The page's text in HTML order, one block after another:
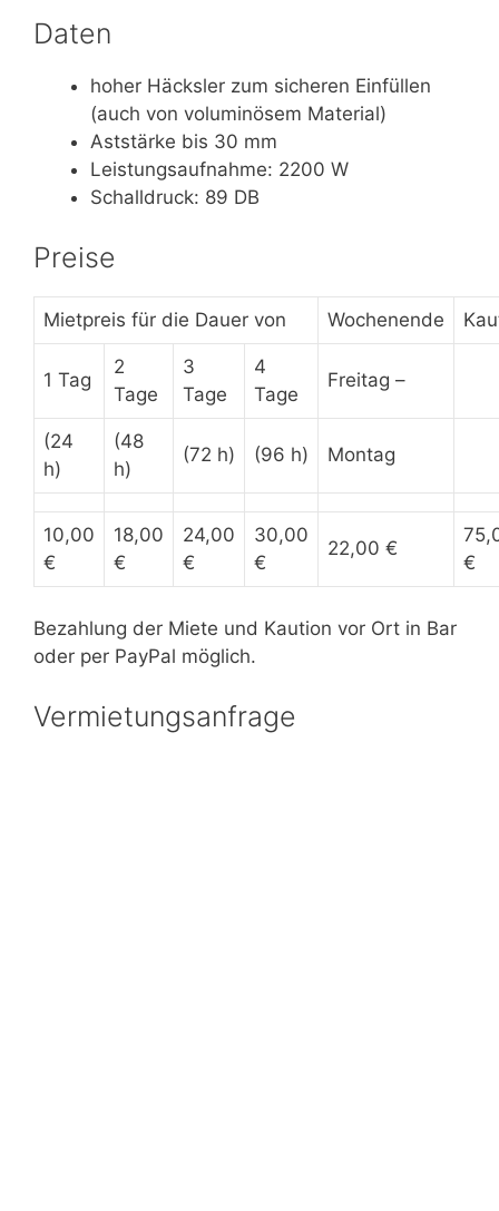
Daten
hoher Häcksler zum sicheren Einfüllen
(auch von voluminösem Material)
Aststärke bis 30 mm
Leistungsaufnahme: 2200 W
Schalldruck: 89 DB
Preise
Mietpreis für die Dauer von Wochenende
1 Tag
2
Tage
3
Tage
4
Tage
Freitag –
(24
h)
(48
h)
(72 h) (96 h) Montag
10,00
€
18,00
€
24,00
€
30,00
€
22,00 €
€
Bezahlung der Miete und Kaution vor Ort in Bar
oder per PayPal möglich.
Vermietungsanfrage